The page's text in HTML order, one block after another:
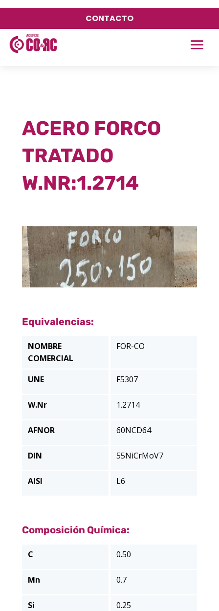
CONTACTO
ACERO FORCO
TRATADO
W.NR:1.2714
Equivalencias:
NOMBRE
COMERCIAL
UNE
W.Nr
AFNOR
DIN
AISI
FOR-CO
F5307
1.2714
60NCD64
55NiCrMoV7
L6
Composición Química:
C
Mn
Si
0.50
0.7
0.25